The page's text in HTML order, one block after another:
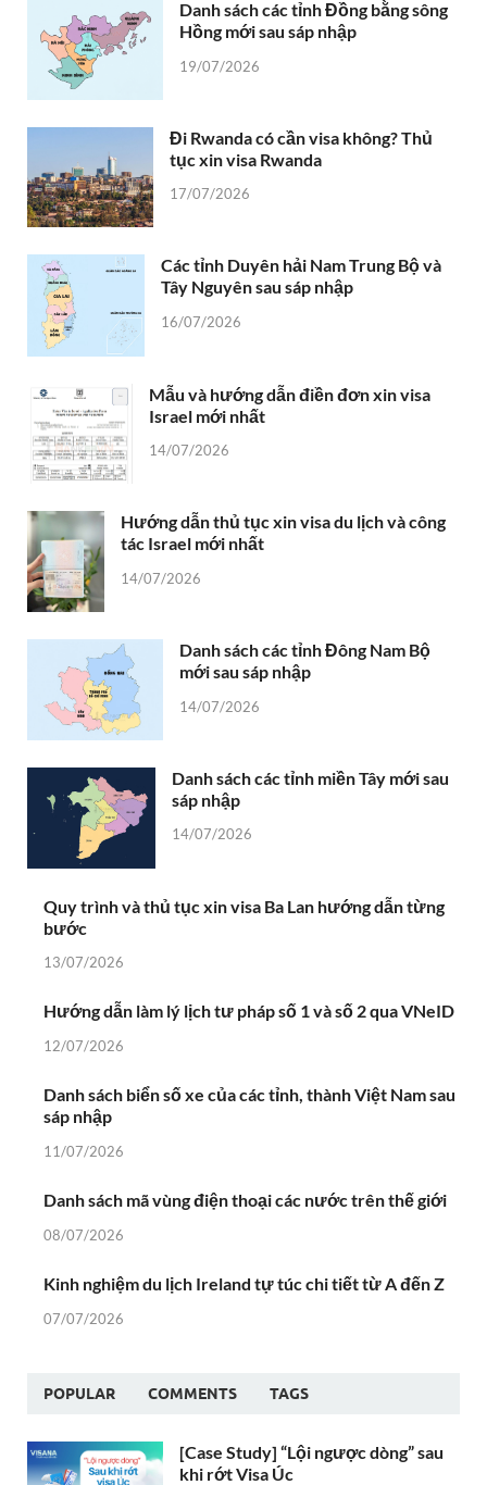
Danh sách các tỉnh Đồng bằng sông
Hồng mới sau sáp nhập
19/07/2026
Đi Rwanda có cần visa không? Thủ
tục xin visa Rwanda
17/07/2026
Các tỉnh Duyên hải Nam Trung Bộ và
Tây Nguyên sau sáp nhập
16/07/2026
Mẫu và hướng dẫn điền đơn xin visa
Israel mới nhất
14/07/2026
Hướng dẫn thủ tục xin visa du lịch và công
tác Israel mới nhất
14/07/2026
Danh sách các tỉnh Đông Nam Bộ
mới sau sáp nhập
14/07/2026
Danh sách các tỉnh miền Tây mới sau
sáp nhập
14/07/2026
Quy trình và thủ tục xin visa Ba Lan hướng dẫn từng
bước
13/07/2026
Hướng dẫn làm lý lịch tư pháp số 1 và số 2 qua VNeID
12/07/2026
Danh sách biển số xe của các tỉnh, thành Việt Nam sau
sáp nhập
11/07/2026
Danh sách mã vùng điện thoại các nước trên thế giới
08/07/2026
Kinh nghiệm du lịch Ireland tự túc chi tiết từ A đến Z
07/07/2026
POPULAR COMMENTS TAGS
[Case Study] “Lội ngược dòng” sau
khi rớt Visa Úc